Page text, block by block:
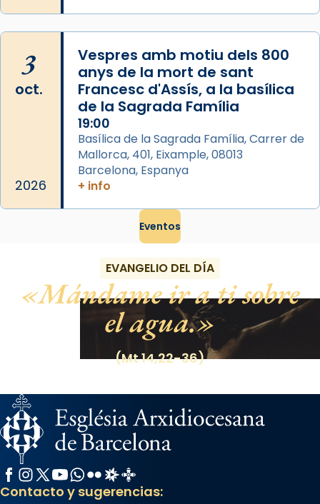
3
oct.
2026
Vespres amb motiu dels 800
anys de la mort de sant
Francesc d'Assís, a la basílica
de la Sagrada Família
19:00
Basílica de la Sagrada Família, Carrer de
Mallorca, 401, Eixample, 08013
Barcelona, Espanya
+ info
Eventos
EVANGELIO DEL DÍA
Mándame ir a ti sobre
el agua.
(Mt 14,22-36)
Facebook
Instagram
X / Twitter
YouTube
WhatsApp
FlickrRadio Estel
Catalunya Cristiana
Contacto y sugerencias: